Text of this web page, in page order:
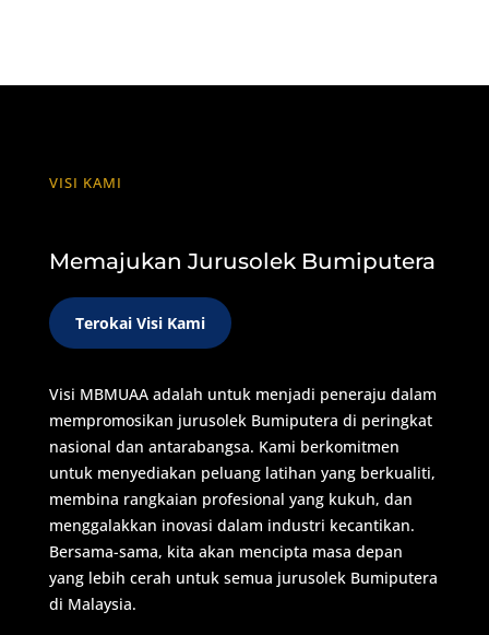
VISI KAMI
Memajukan Jurusolek Bumiputera
Terokai Visi Kami
Visi MBMUAA adalah untuk menjadi peneraju dalam
mempromosikan jurusolek Bumiputera di peringkat
nasional dan antarabangsa. Kami berkomitmen
untuk menyediakan peluang latihan yang berkualiti,
membina rangkaian profesional yang kukuh, dan
menggalakkan inovasi dalam industri kecantikan.
Bersama-sama, kita akan mencipta masa depan
yang lebih cerah untuk semua jurusolek Bumiputera
di Malaysia.